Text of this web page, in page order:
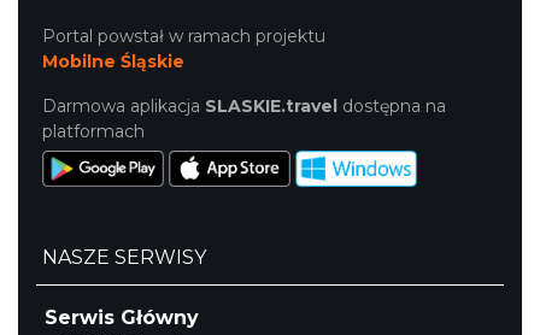
Portal powstał w ramach projektu
Mobilne Śląskie
Darmowa aplikacja SLASKIE.travel dostępna na
platformach
NASZE SERWISY
Serwis Główny